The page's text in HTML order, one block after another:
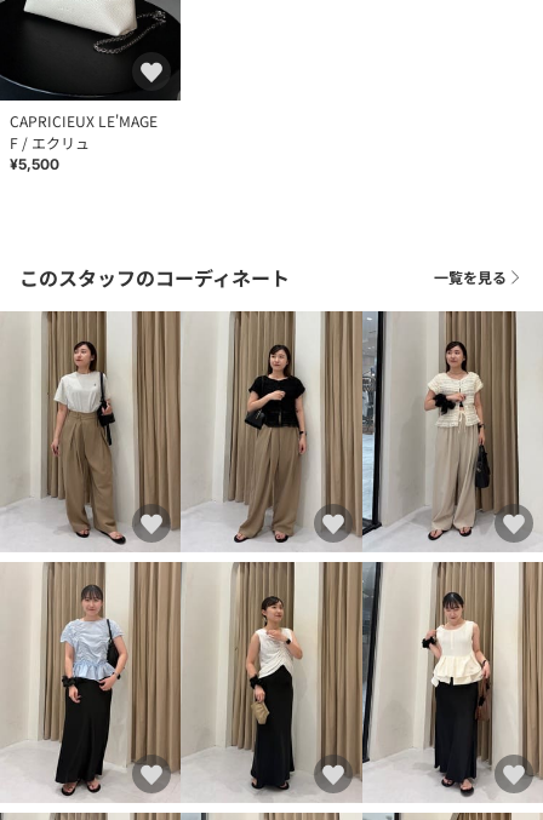
CAPRICIEUX LE'MAGE
F / エクリュ
¥5,500
このスタッフのコーディネート 一覧を見る